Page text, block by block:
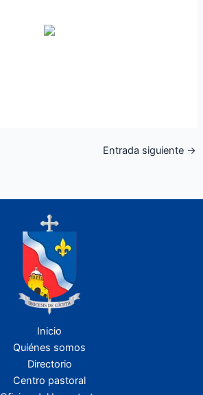
Entrada siguiente →
Inicio
Quiénes somos
Directorio
Centro pastoral